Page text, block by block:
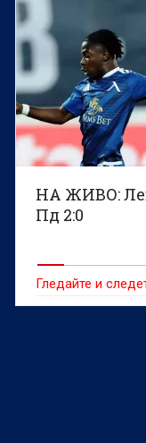
НА ЖИВО:
Пд 2:0
Гледайте и